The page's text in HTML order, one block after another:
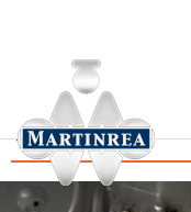
軽量構造